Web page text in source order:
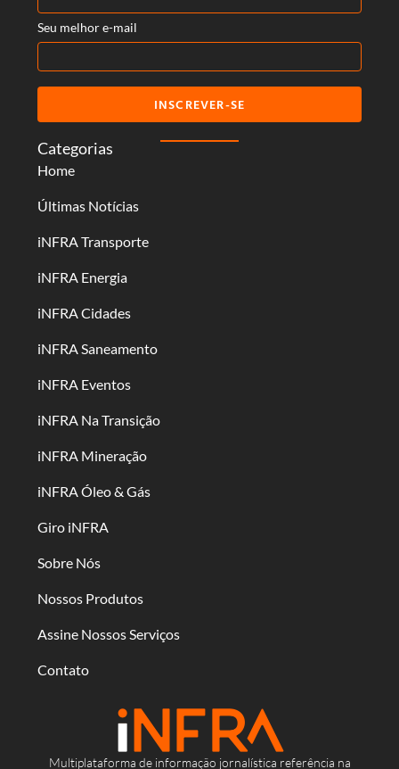
Multiplataforma de informação jornalística referência na
Categorias
Home
Últimas Notícias
iNFRA Transporte
iNFRA Energia
iNFRA Cidades
iNFRA Saneamento
iNFRA Eventos
iNFRA Na Transição
iNFRA Mineração
iNFRA Óleo & Gás
Giro iNFRA
Sobre Nós
Nossos Produtos
Assine Nossos Serviços
Contato
Seu melhor e-mail
INSCREVER-SE